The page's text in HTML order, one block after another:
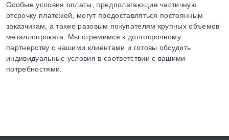
Особые условия оплаты, предполагающие частичную
отсрочку платежей, могут предоставляться постоянным
заказчикам, а также разовым покупателям крупных объемов
металлопроката. Мы стремимся к долгосрочному
партнерству с нашими клиентами и готовы обсудить
индивидуальные условия в соответствии с вашими
потребностями.